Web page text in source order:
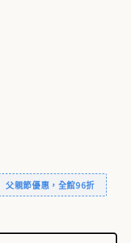
父親節優惠，全館96折